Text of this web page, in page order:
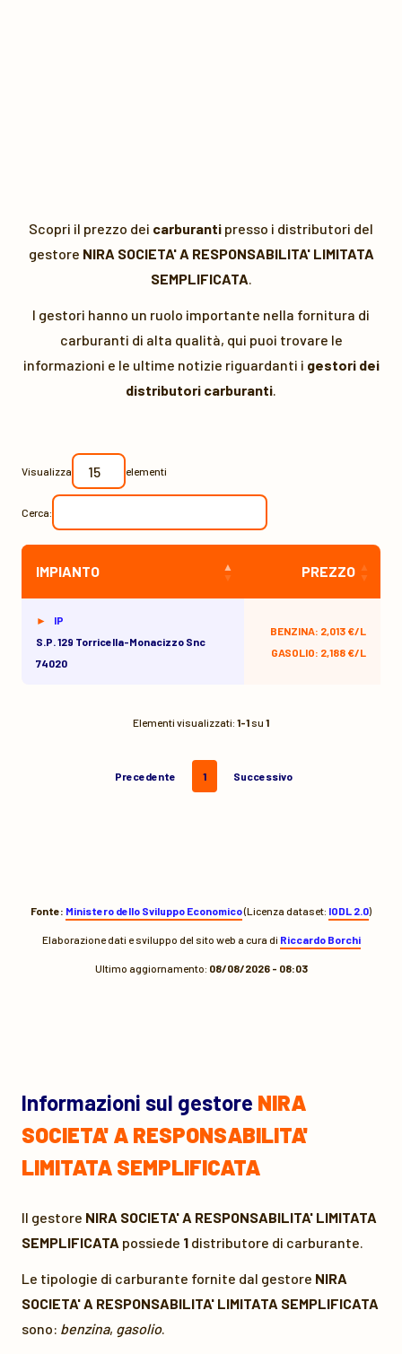
Scopri il prezzo dei carburanti presso i distributori del
gestore NIRA SOCIETA' A RESPONSABILITA' LIMITATA
SEMPLIFICATA.
I gestori hanno un ruolo importante nella fornitura di
carburanti di alta qualità, qui puoi trovare le
informazioni e le ultime notizie riguardanti i gestori dei
distributori carburanti.
Visualizza elementi
Cerca:
IMPIANTO PREZZO
IP
S.p. 129 Torricella-Monacizzo Snc
74020
BENZINA: 2,013 €/L
GASOLIO: 2,188 €/L
Elementi visualizzati: 1-1su 1
Precedente 1 Successivo
Fonte: Ministero dello Sviluppo Economico(Licenza dataset: IODL 2.0)
Elaborazione dati e sviluppo del sito web a cura di Riccardo Borchi
Ultimo aggiornamento: 08/08/2026 - 08:03
Informazioni sul gestore NIRA
SOCIETA' A RESPONSABILITA'
LIMITATA SEMPLIFICATA
Il gestore NIRA SOCIETA' A RESPONSABILITA' LIMITATA
SEMPLIFICATA possiede 1 distributore di carburante.
Le tipologie di carburante fornite dal gestore NIRA
SOCIETA' A RESPONSABILITA' LIMITATA SEMPLIFICATA
sono: benzina, gasolio.